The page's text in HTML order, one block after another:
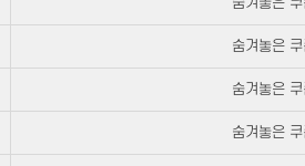
숨겨놓은
숨겨놓은
숨겨놓은